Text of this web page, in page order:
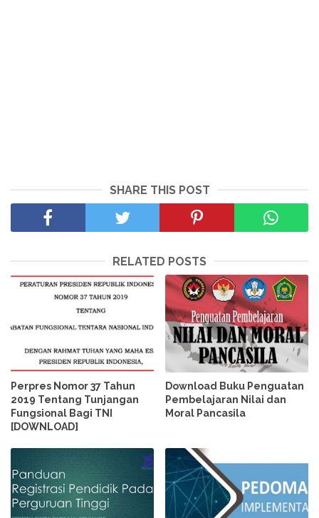
SHARE THIS POST
RELATED POSTS
Perpres Nomor 37 Tahun
2019 Tentang Tunjangan
Fungsional Bagi TNI
[DOWNLOAD]
Download Buku Penguatan
Pembelajaran Nilai dan
Moral Pancasila